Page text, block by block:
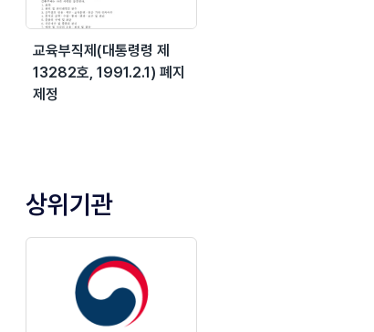
교육부직제(대통령령 제
13282호, 1991.2.1) 폐지
제정
상위기관